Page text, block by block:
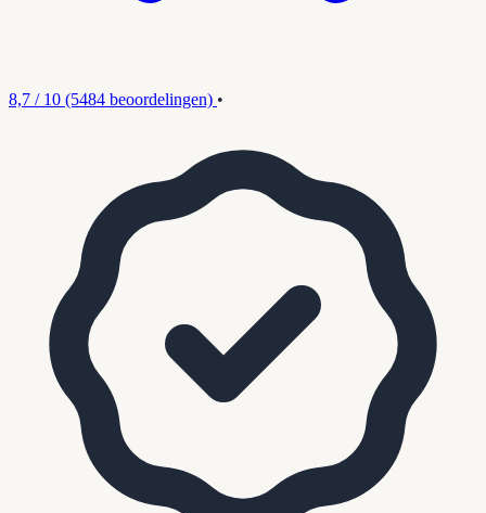
8,7 / 10 (5484 beoordelingen) •